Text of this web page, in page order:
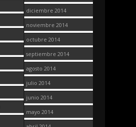
diciembre 2014
noviembre 2014
octubre 2014
septiembre 2014
agosto 2014
julio 2014
junio 2014
mayo 2014